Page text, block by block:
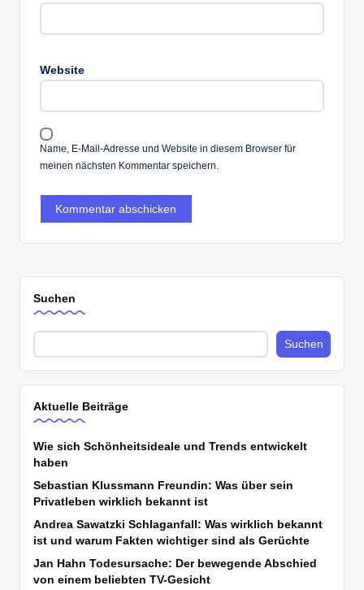
Website
Name, E-Mail-Adresse und Website in diesem Browser für
meinen nächsten Kommentar speichern.
Suchen
Suchen
Aktuelle Beiträge
Wie sich Schönheitsideale und Trends entwickelt
haben
Sebastian Klussmann Freundin: Was über sein
Privatleben wirklich bekannt ist
Andrea Sawatzki Schlaganfall: Was wirklich bekannt
ist und warum Fakten wichtiger sind als Gerüchte
Jan Hahn Todesursache: Der bewegende Abschied
von einem beliebten TV-Gesicht